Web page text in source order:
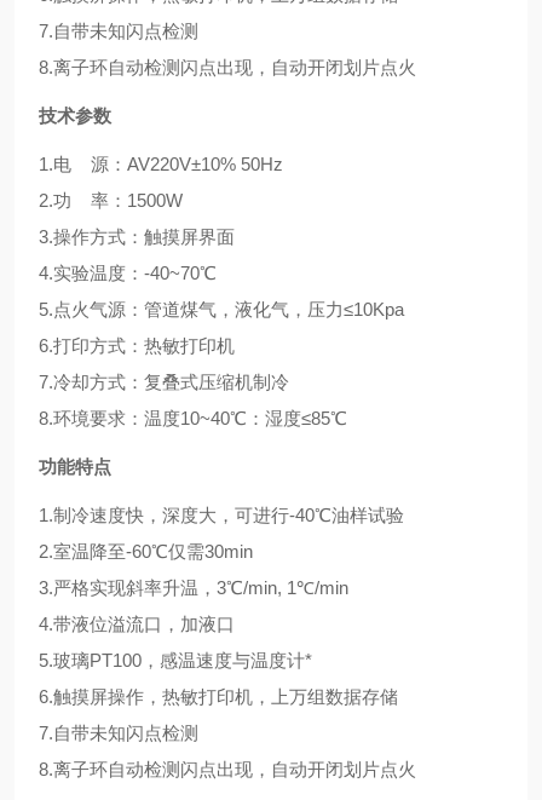
7.自带未知闪点检测
8.离子环自动检测闪点出现，自动开闭划片点火
技术参数
1.电 源：AV220V±10% 50Hz
2.功 率：1500W
3.操作方式：触摸屏界面
4.实验温度：-40~70℃
5.点火气源：管道煤气，液化气，压力≤10Kpa
6.打印方式：热敏打印机
7.冷却方式：复叠式压缩机制冷
8.环境要求：温度10~40℃：湿度≤85℃
功能特点
1.制冷速度快，深度大，可进行-40℃油样试验
2.室温降至-60℃仅需30min
3.严格实现斜率升温，3℃/min, 1℃/min
4.带液位溢流口，加液口
5.玻璃PT100，感温速度与温度计*
6.触摸屏操作，热敏打印机，上万组数据存储
7.自带未知闪点检测
8.离子环自动检测闪点出现，自动开闭划片点火